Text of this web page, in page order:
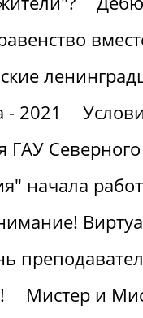
- 2021
начала
Мистер и